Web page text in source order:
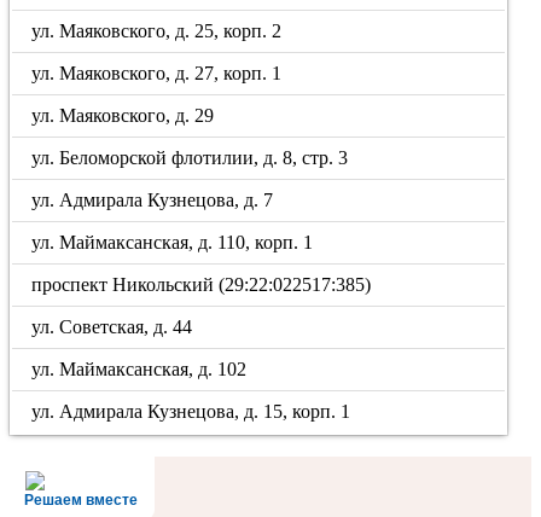
ул. Маяковского, д. 25, корп. 2
ул. Маяковского, д. 27, корп. 1
ул. Маяковского, д. 29
ул. Беломорской флотилии, д. 8, стр. 3
ул. Адмирала Кузнецова, д. 7
ул. Маймаксанская, д. 110, корп. 1
проспект Никольский (29:22:022517:385)
ул. Советская, д. 44
ул. Маймаксанская, д. 102
ул. Адмирала Кузнецова, д. 15, корп. 1
Решаем вместе